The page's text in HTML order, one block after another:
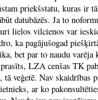
priekšstatu, kuras ir
datubāzēs. Ja to
lielos vilcienos var
ka pagājušogad
bet par to naudu
LZA cenšas TK
tā veģetē. Nav skaidrības
ar ko